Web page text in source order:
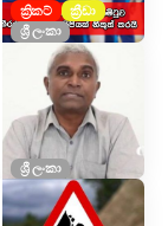
ක්‍රිකට්
ක්‍රීඩා
ශ්‍රී ලංකා
ශ්‍රී ලංකා